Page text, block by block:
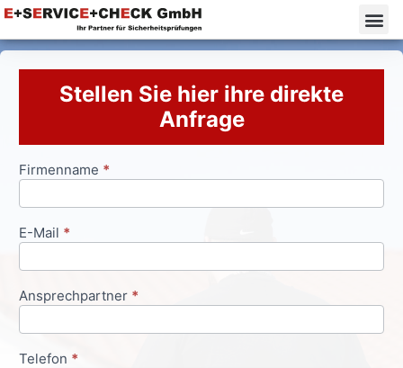
Stellen Sie hier ihre direkte
Anfrage
Anfrageformular
Firmenname *
E-Mail *
Ansprechpartner *
Telefon *